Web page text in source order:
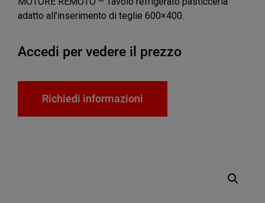
adatto all’inserimento di teglie 600×400.
Accedi per vedere il prezzo
Richiedi informazioni